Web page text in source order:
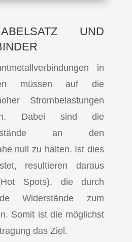
UND
in
müssen auf die
Strombelastungen
Dabei sind die
an den
null zu halten. Ist dies
resultieren daraus
Spots), die durch
Widerstände zum
Somit ist die möglichst
das Ziel.